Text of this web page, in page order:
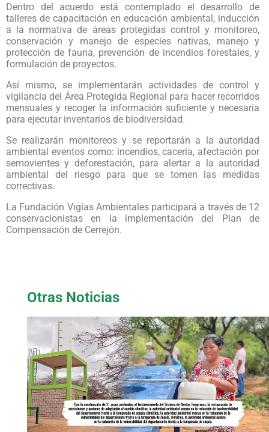
Dentro del acuerdo está contemplado el desarrollo de
talleres de capacitación en educación ambiental, inducción
a la normativa de áreas protegidas control y monitoreo,
conservación y manejo de especies nativas, manejo y
protección de fauna, prevención de incendios forestales, y
formulación de proyectos.
Así mismo, se implementarán actividades de control y
vigilancia del Área Protegida Regional para hacer recorridos
mensuales y recoger la información suficiente y necesaria
para ejecutar inventarios de biodiversidad.
Se realizarán monitoreos y se reportarán a la autoridad
ambiental eventos como: incendios, cacería, afectación por
semovientes y deforestación, para alertar a la autoridad
ambiental del riesgo para que se tomen las medidas
correctivas.
La Fundación Vigías Ambientales participará a través de 12
conservacionistas en la implementación del Plan de
Compensación de Cerrejón.
Otras Noticias